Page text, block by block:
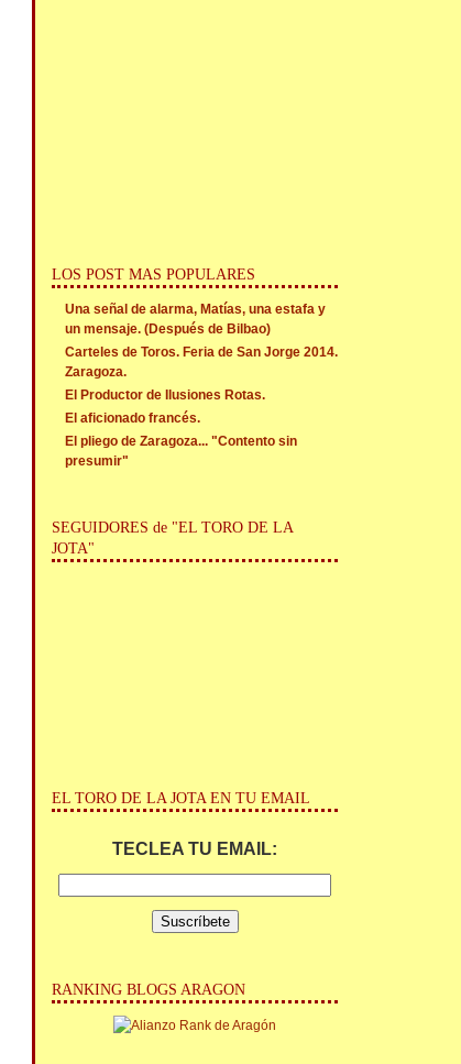
LOS POST MAS POPULARES
Una señal de alarma, Matías, una estafa y
un mensaje. (Después de Bilbao)
Carteles de Toros. Feria de San Jorge 2014.
Zaragoza.
El Productor de Ilusiones Rotas.
El aficionado francés.
El pliego de Zaragoza... "Contento sin
presumir"
SEGUIDORES de "EL TORO DE LA
JOTA"
EL TORO DE LA JOTA EN TU EMAIL
TECLEA TU EMAIL:
RANKING BLOGS ARAGON